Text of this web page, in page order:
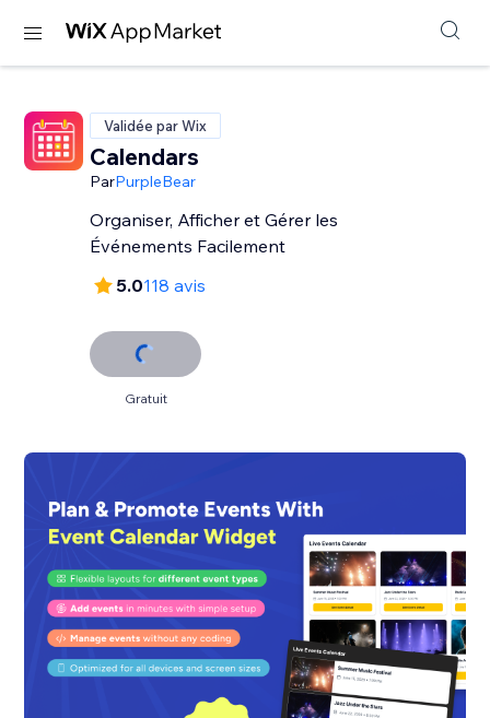
Validée par Wix
Calendars
ParPurpleBear
Organiser, Afficher et Gérer les
Événements Facilement
5.0118 avis
Gratuit